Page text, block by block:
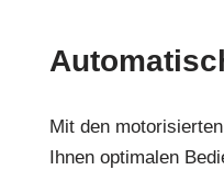
Mit den
Ihnen optimalen